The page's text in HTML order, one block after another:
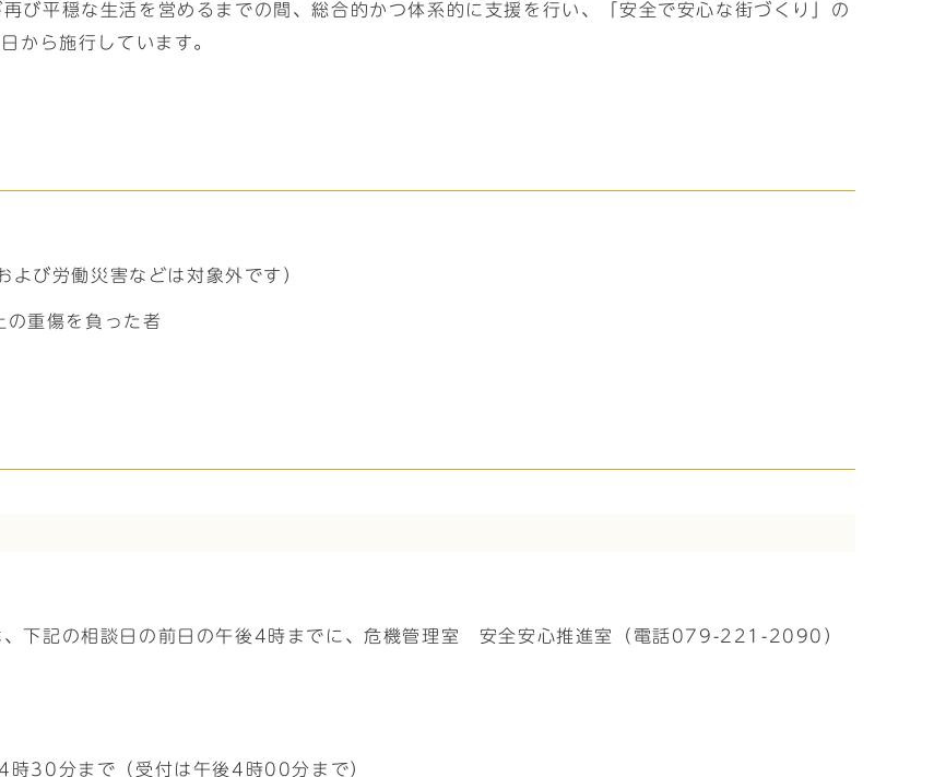
び平穏な生活を営めるまでの間、総合的かつ体系的に支援を行い、「安全で安心な街づくり」の
から施行しています。
び労働災害などは対象外です）
の重傷を負った者
、下記の相談日の前日の午後4時までに、危機管理室 安全安心推進室（電話079-221-2090）
30分まで（受付は午後4時00分まで）